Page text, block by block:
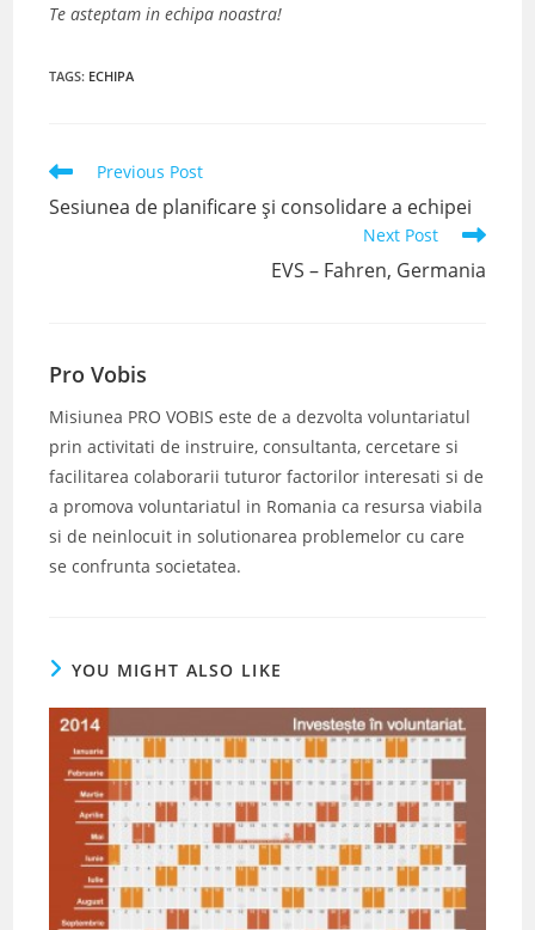
Te asteptam in echipa noastra!
TAGS: ECHIPA
Read
articles
Previous Post
Sesiunea de planificare și consolidare a echipei
Next Post
EVS – Fahren, Germania
Pro Vobis
Misiunea PRO VOBIS este de a dezvolta voluntariatul
prin activitati de instruire, consultanta, cercetare si
facilitarea colaborarii tuturor factorilor interesati si de
a promova voluntariatul in Romania ca resursa viabila
si de neinlocuit in solutionarea problemelor cu care
se confrunta societatea.
YOU MIGHT ALSO LIKE